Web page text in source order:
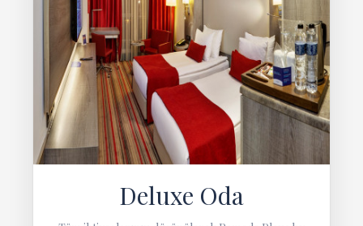
Deluxe Oda